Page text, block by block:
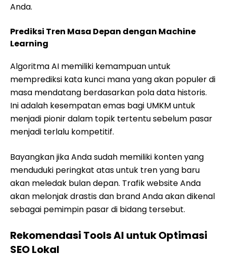
Anda.
Prediksi Tren Masa Depan dengan Machine
Learning
Algoritma AI memiliki kemampuan untuk
memprediksi kata kunci mana yang akan populer di
masa mendatang berdasarkan pola data historis.
Ini adalah kesempatan emas bagi UMKM untuk
menjadi pionir dalam topik tertentu sebelum pasar
menjadi terlalu kompetitif.
Bayangkan jika Anda sudah memiliki konten yang
menduduki peringkat atas untuk tren yang baru
akan meledak bulan depan. Trafik website Anda
akan melonjak drastis dan brand Anda akan dikenal
sebagai pemimpin pasar di bidang tersebut.
Rekomendasi Tools AI untuk Optimasi
SEO Lokal